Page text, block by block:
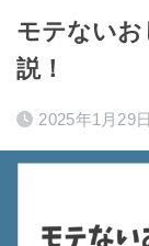
モテないお
説！
2025年1月29日